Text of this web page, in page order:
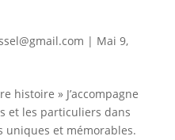
| Mai 9,
histoire » J’accompagne
et les particuliers dans
uniques et mémorables.